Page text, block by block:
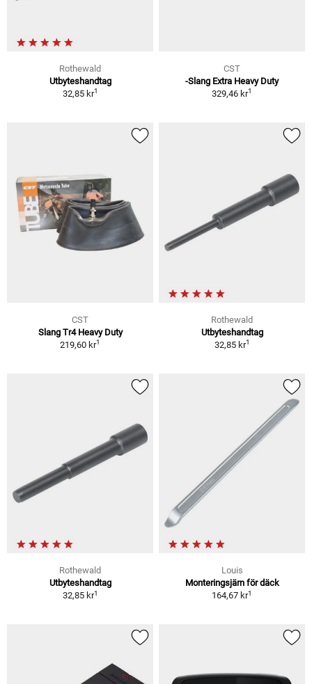
Rothewald
Utbyteshandtag
32,85 kr1
CST
-Slang Extra Heavy Duty
329,46 kr1
CST
Slang Tr4 Heavy Duty
219,60 kr1
Rothewald
Utbyteshandtag
32,85 kr1
Rothewald
Utbyteshandtag
32,85 kr1
Louis
Monteringsjärn för däck
164,67 kr1